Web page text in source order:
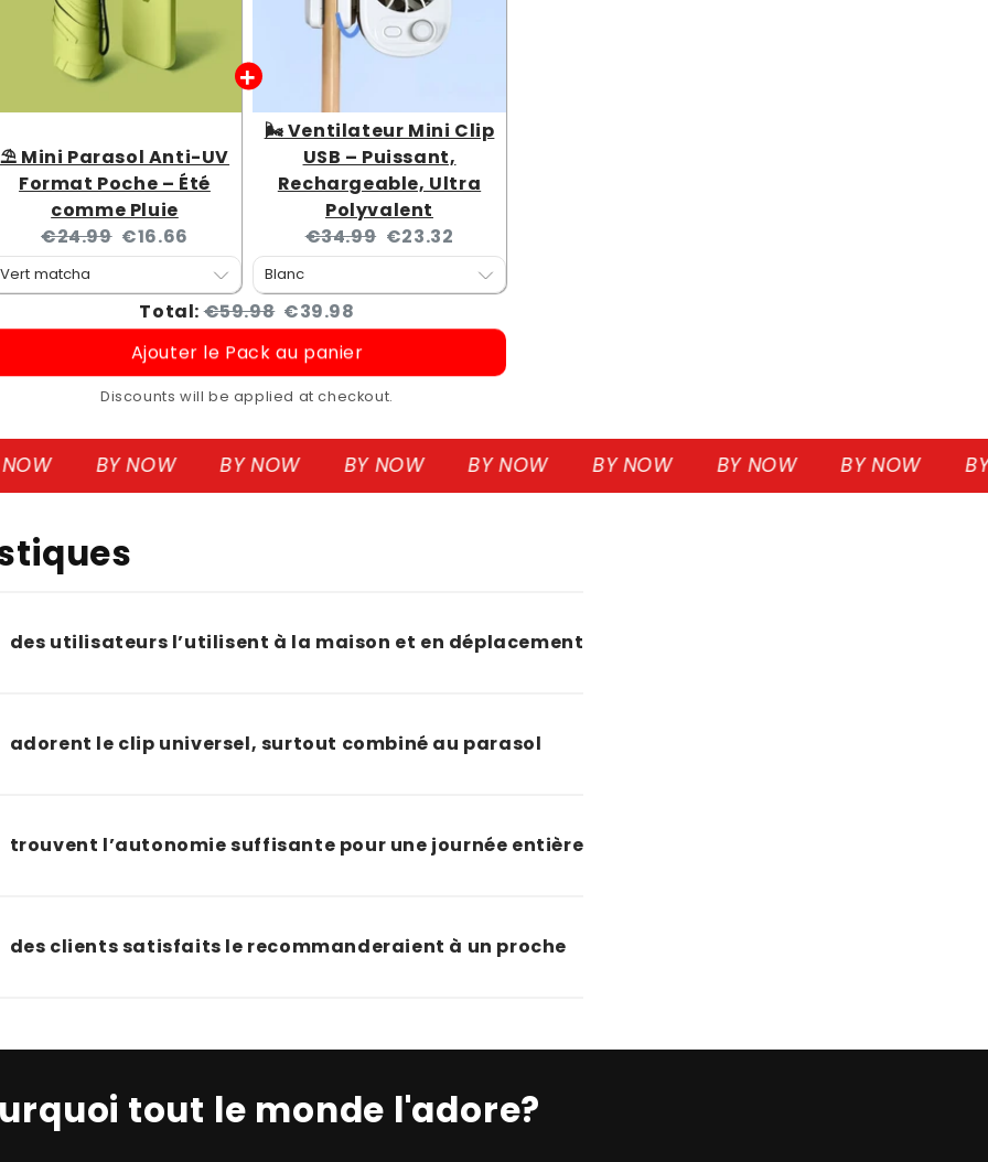
⛱️ Mini Parasol Anti-UV
Format Poche – Été
comme Pluie
Original
price:
€24.99 Current
price:
€16.66
🌬️ Ventilateur Mini Clip
USB – Puissant,
Rechargeable, Ultra
Polyvalent
Original
price:
€34.99 Current
price:
€23.32
Total:Original
price
€59.98 Discounted
price
€39.98
Ajouter le Pack au panier
Discounts will be applied at checkout.
BY NOW BY NOW BY NOW BY NOW BY NOW BY NOW BY NOW BY
des utilisateurs l’utilisent à la maison et en déplacement
adorent le clip universel, surtout combiné au parasol
trouvent l’autonomie suffisante pour une journée entière
des clients satisfaits le recommanderaient à un proche
tout le monde l'adore?